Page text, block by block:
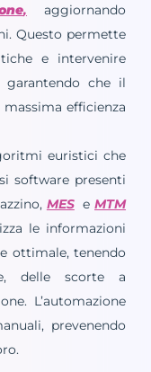
, aggiornando
Questo permette
e intervenire
garantendo che il
efficienza
euristici che
software presenti
MESeMTM
le informazioni
ottimale, tenendo
delle scorte a
L’automazione
prevenendo